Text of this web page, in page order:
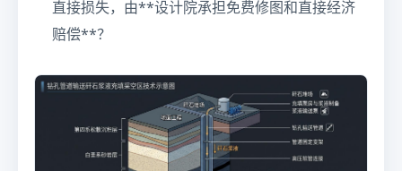
直接损失，由**设计院承担免费修图和直接经济
赔偿**？